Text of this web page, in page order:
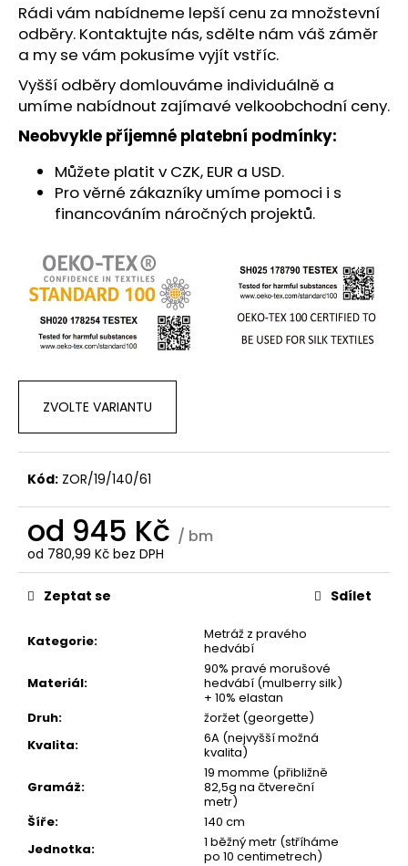
Rádi vám nabídneme lepší cenu za množstevní
odběry. Kontaktujte nás, sdělte nám váš záměr
a my se vám pokusíme vyjít vstříc.
Vyšší odběry domlouváme individuálně a
umíme nabídnout zajímavé velkoobchodní ceny.
Neobvykle příjemné platební podmínky:
Můžete platit v CZK, EUR a USD.
Pro věrné zákazníky umíme pomoci i s
financováním náročných projektů.
ZVOLTE VARIANTU
Kód: ZOR/19/140/61
od 945 Kč / bm
od 780,99 Kč bez DPH
Měrná
cena:
Kategorie:
Metráž z pravého
hedvábí
Materiál:
90% pravé morušové
hedvábí (mulberry silk)
+ 10% elastan
Druh:
žoržet (georgette)
Kvalita:
6A (nejvyšší možná
kvalita)
Gramáž:
19 momme (přibližně
82,5g na čtvereční
metr)
Šíře:
140 cm
Jednotka:
1 běžný metr (stříháme
po 10 centimetrech)
Zeptat se Sdílet